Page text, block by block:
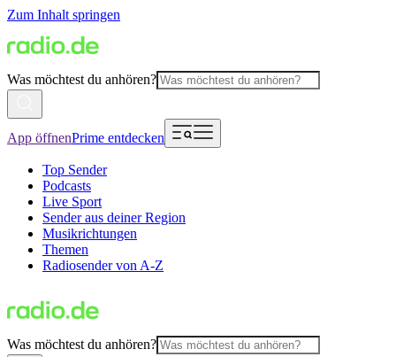
Zum Inhalt springen
Was möchtest du anhören?
App öffnenPrime entdecken
Top Sender
Podcasts
Live Sport
Sender aus deiner Region
Musikrichtungen
Themen
Radiosender von A-Z
Was möchtest du anhören?